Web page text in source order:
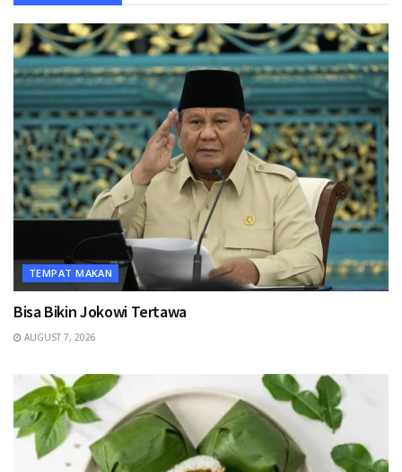
TEMPAT MAKAN
Bisa Bikin Jokowi Tertawa
AUGUST 7, 2026